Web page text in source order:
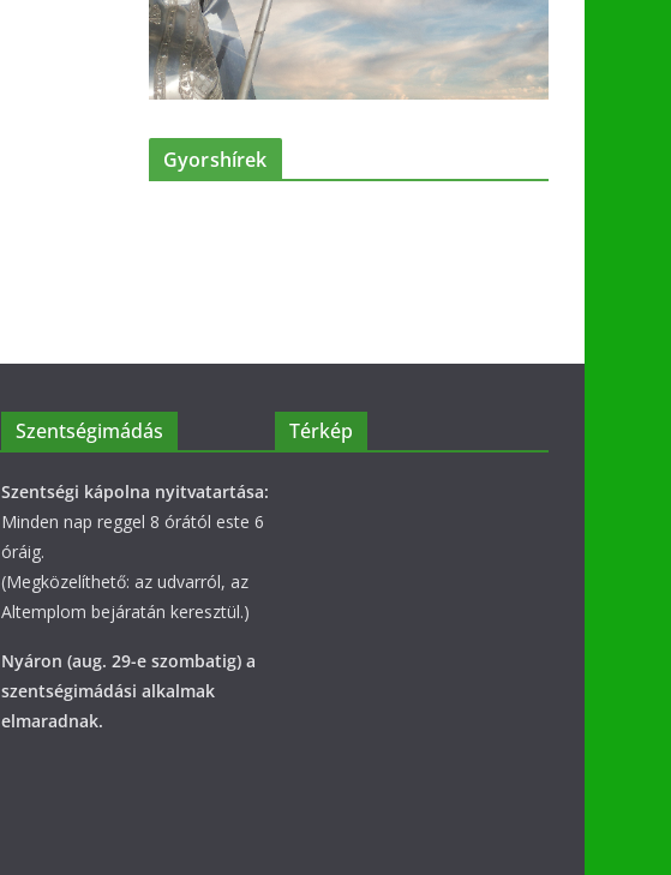
Gyorshírek
Szentségimádás
Szentségi kápolna nyitvatartása:
Minden nap reggel 8 órától este 6
óráig.
(Megközelíthető: az udvarról, az
Altemplom bejáratán keresztül.)
Nyáron (aug. 29-e szombatig) a
szentségimádási alkalmak
elmaradnak.
Térkép